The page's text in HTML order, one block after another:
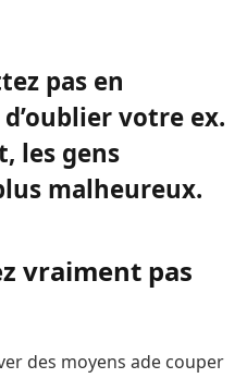
pas en
votre ex.
les gens
malheureux.
vraiment pas
des moyens ade couper